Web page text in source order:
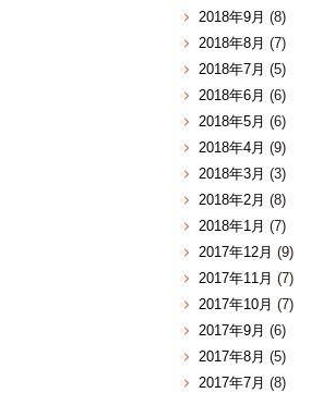
2018年9月 (8)
2018年8月 (7)
2018年7月 (5)
2018年6月 (6)
2018年5月 (6)
2018年4月 (9)
2018年3月 (3)
2018年2月 (8)
2018年1月 (7)
2017年12月 (9)
2017年11月 (7)
2017年10月 (7)
2017年9月 (6)
2017年8月 (5)
2017年7月 (8)